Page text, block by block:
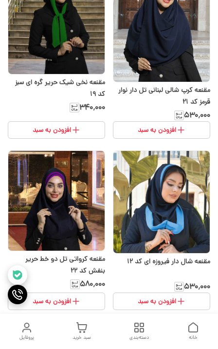
مقنعه کرپ شالی لبنانی تل دار نوار
قرمز کد ۲۱
۵۳۰٬۰۰۰
افزودن به سبد
مقنعه نخی شیک حریر گره ای سبز
کد ۱۹
۳۴۰٬۰۰۰
افزودن به سبد
مقنعه شال دار فیروزه ای کد ۱۲
۵۳۰٬۰۰۰
افزودن به سبد
مقنعه کرواتی تل دو خط حریر
بنفش کد ۲۲
۵۸۰٬۰۰۰
افزودن به سبد
پروفایل سبد خرید دسته‌بندی خانه